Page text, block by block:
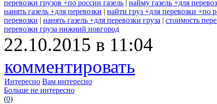
перевозки грузов +по россии газель | найму газель +для
нанять газель +для перевозки | найти груз +для перевозки +по
перевозки | нанять газель +для перевозки груза | стоимость
перевозки груза нижний новгород
22.10.2015 в 11:04
комментировать
Интересно Вам интересно
Больше не интересно
(0)